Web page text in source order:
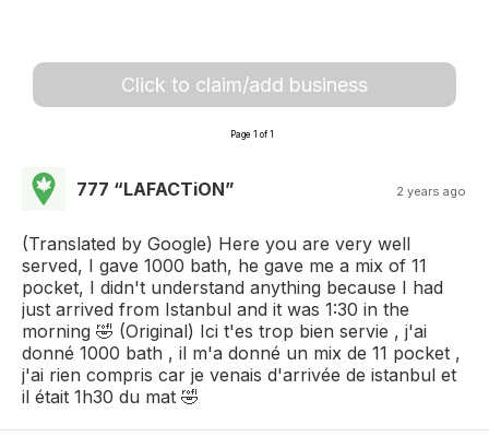
Click to claim/add business
Page 1 of 1
777 “‪LAFACTiON‬” 2 years ago
(Translated by Google) Here you are very well
served, I gave 1000 bath, he gave me a mix of 11
pocket, I didn't understand anything because I had
just arrived from Istanbul and it was 1:30 in the
morning 🤣 (Original) Ici t'es trop bien servie , j'ai
donné 1000 bath , il m'a donné un mix de 11 pocket ,
j'ai rien compris car je venais d'arrivée de istanbul et
il était 1h30 du mat 🤣